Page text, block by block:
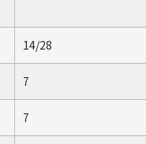
14/28
7
7